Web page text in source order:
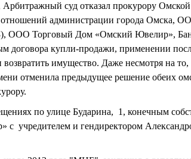
Арбитражный суд отказал прокурору
администрации города Омска,
ООО Торговый Дом «Омский Ювелир»,
договора купли-продажи, применении
возвратить имущество. Даже несмотря на
отменила предыдущее решение обеих
по улице Бударина, 1, конечным
с учредителем и гендиректором